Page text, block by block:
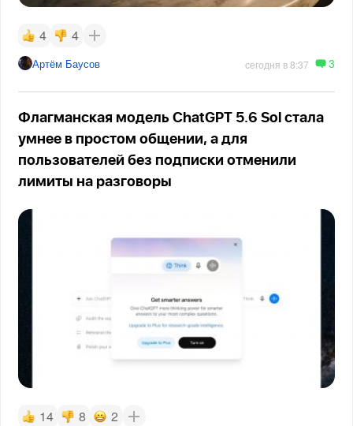
4 4
Артём Баусов сегодня в 8:37 3
Флагманская модель ChatGPT 5.6 Sol стала
умнее в простом общении, а для
пользователей без подписки отменили
лимиты на разговоры
14 8 2